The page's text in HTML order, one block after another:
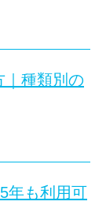
住宅のことです。
計の打ち合わせ
約がある
せて判断するのが
ト別に紹介します
後も相手との
場合は、査定
こと
8つのポイント
を整理し、省エ
な買い物の1つで
｜種類別の
収をどのように
年も利用可